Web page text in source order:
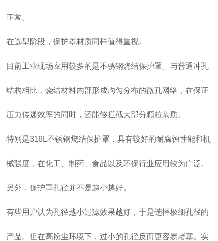
正常。
在选型阶段，保护罩材质同样值得重视。
目前工业现场应用较多的是不锈钢烧结保护罩。与普通冲孔
结构相比，烧结材料内部形成均匀分布的微孔网络，在保证
压力传递效率的同时，还能够拦截大部分颗粒杂质。
特别是316L不锈钢烧结保护罩，具有较好的耐腐蚀性能和机
械强度，在化工、制药、食品以及环保行业应用较为广泛。
另外，保护罩孔径并不是越小越好。
有些用户认为孔径越小过滤效果越好，于是选择极细孔径的
产品。但在高粉尘环境下，过小的孔径反而更容易堵塞。实